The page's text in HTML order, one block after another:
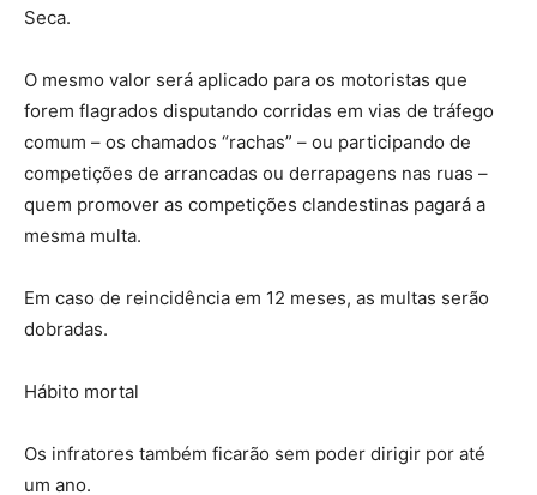
Seca.
O mesmo valor será aplicado para os motoristas que
forem flagrados disputando corridas em vias de tráfego
comum – os chamados “rachas” – ou participando de
competições de arrancadas ou derrapagens nas ruas –
quem promover as competições clandestinas pagará a
mesma multa.
Em caso de reincidência em 12 meses, as multas serão
dobradas.
Hábito mortal
Os infratores também ficarão sem poder dirigir por até
um ano.